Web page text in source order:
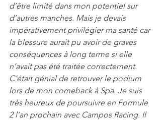
d’être limité dans mon potentiel sur
d’autres manches. Mais je devais
impérativement privilégier ma santé car
la blessure aurait pu avoir de graves
conséquences à long terme si elle
n’avait pas été traitée correctement.
C’était génial de retrouver le podium
lors de mon comeback à Spa. Je suis
très heureux de poursuivre en Formule
2 l’an prochain avec Campos Racing. Il